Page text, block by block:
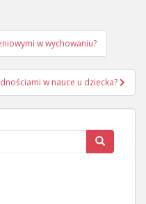
w wychowaniu?
w nauce u dziecka?